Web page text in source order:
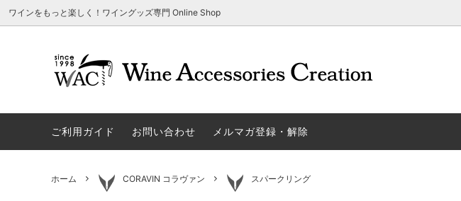
ワインをもっと楽しく！ワイングッズ専門 Online Shop
ザルト・デンクアート WINEX/HTT
シュトルッツル
勉・遊・楽アイテム 売れ筋ワイン雑貨
ホワイトデーギフトにおすすめ
旧サイト発行のクーポンについて
シャトーラギオールの偽物にご注意くだ
ワインとコーヒーの美味しい関係
ご利用ガイド お問い合わせ メルマガ登録・解除
ホーム CORAVIN コラヴァン スパークリング